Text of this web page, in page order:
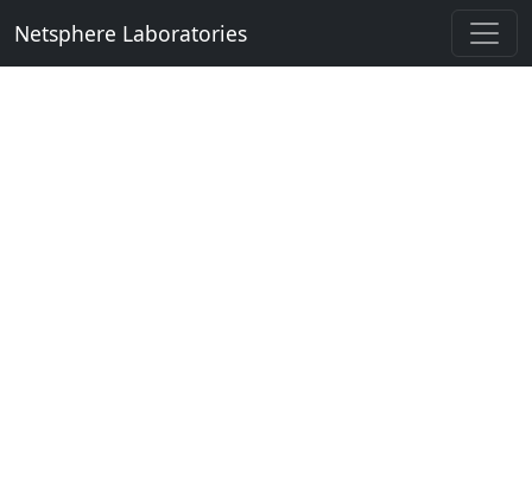
Netsphere Laboratories